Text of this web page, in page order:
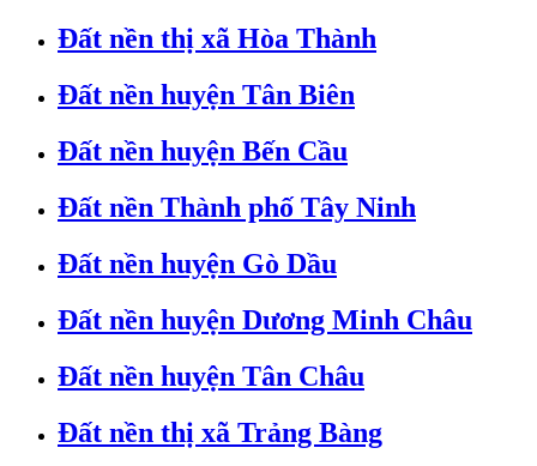
Đất nền thị xã Hòa Thành
Đất nền huyện Tân Biên
Đất nền huyện Bến Cầu
Đất nền Thành phố Tây Ninh
Đất nền huyện Gò Dầu
Đất nền huyện Dương Minh Châu
Đất nền huyện Tân Châu
Đất nền thị xã Trảng Bàng